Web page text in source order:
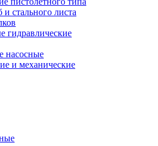
стального листа
гидравлические
насосные
и механические